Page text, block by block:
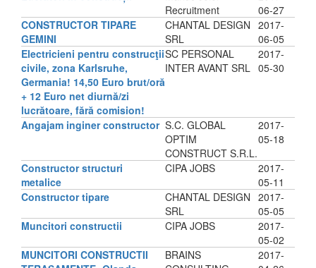
Recruitment
06-27
CONSTRUCTOR TIPARE
GEMINI
CHANTAL DESIGN
SRL
2017-
06-05
Electricieni pentru construcţii
civile, zona Karlsruhe,
Germania! 14,50 Euro brut/oră
+ 12 Euro net diurnă/zi
lucrătoare, fără comision!
SC PERSONAL
INTER AVANT SRL
2017-
05-30
Angajam inginer constructor S.C. GLOBAL
OPTIM
CONSTRUCT S.R.L.
2017-
05-18
Constructor structuri
metalice
CIPA JOBS
2017-
05-11
Constructor tipare
CHANTAL DESIGN
SRL
2017-
05-05
Muncitori constructii
CIPA JOBS
2017-
05-02
MUNCITORI CONSTRUCTII
BRAINS
2017-